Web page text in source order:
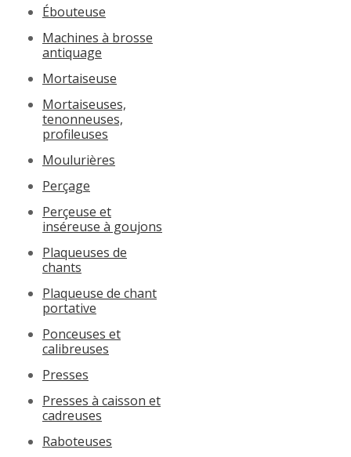
Ébouteuse
Machines à brosse
antiquage
Mortaiseuse
Mortaiseuses,
tenonneuses,
profileuses
Moulurières
Perçage
Perçeuse et
inséreuse à goujons
Plaqueuses de
chants
Plaqueuse de chant
portative
Ponceuses et
calibreuses
Presses
Presses à caisson et
cadreuses
Raboteuses